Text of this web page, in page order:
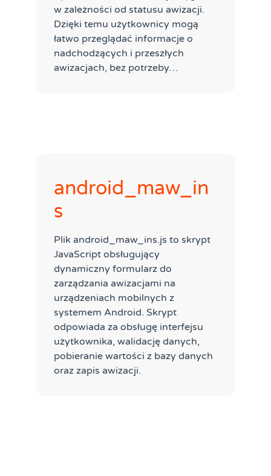
w zależności od statusu awizacji.
Dzięki temu użytkownicy mogą
łatwo przeglądać informacje o
nadchodzących i przeszłych
awizacjach, bez potrzeby…
android_maw_in
s
Plik android_maw_ins.js to skrypt
JavaScript obsługujący
dynamiczny formularz do
zarządzania awizacjami na
urządzeniach mobilnych z
systemem Android. Skrypt
odpowiada za obsługę interfejsu
użytkownika, walidację danych,
pobieranie wartości z bazy danych
oraz zapis awizacji.